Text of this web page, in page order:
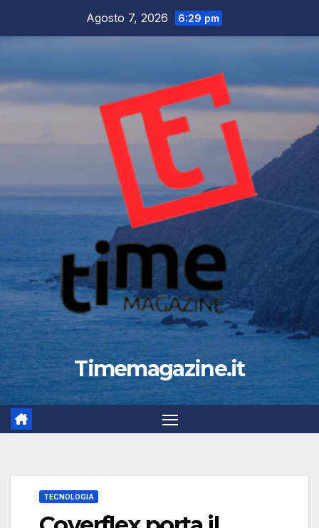
Agosto 7, 2026 6:29 pm
Timemagazine.it
TECNOLOGIA